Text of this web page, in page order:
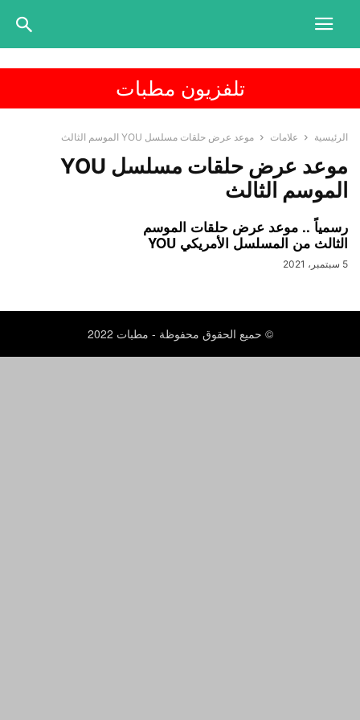
تلفزيون مطبات
الرئيسية علامات موعد عرض حلقات مسلسل YOU الموسم الثالث
موعد عرض حلقات مسلسل YOU
الموسم الثالث
رسمياً .. موعد عرض حلقات الموسم
الثالث من المسلسل الأمريكي YOU
5 سبتمبر، 2021
© حميع الحقوق محفوظة - مطبات 2022